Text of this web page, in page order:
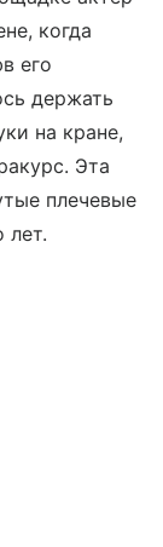
когда
его
держать
на кране,
Эта
плечевые
лет.